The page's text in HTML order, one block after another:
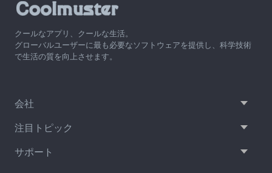
クールなアプリ、クールな生活。
グローバルユーザーに最も必要なソフトウェアを提供し、科学技術
で生活の質を向上させます。
会社
注目トピック
サポート